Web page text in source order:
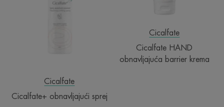
Cicalfate
Cicalfate+ obnavljajući sprej
Cicalfate
Cicalfate HAND
obnavljajuća barrier krema